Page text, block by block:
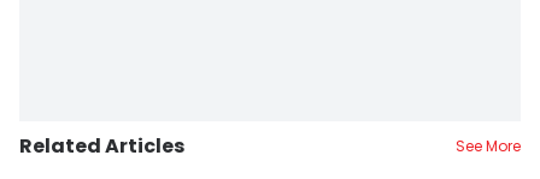
Related Articles See More